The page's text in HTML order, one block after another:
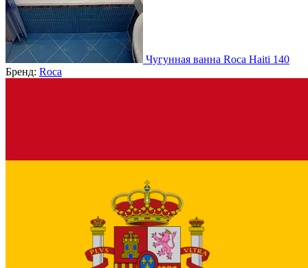
Чугунная ванна Roca Haiti 140
Бренд: Roca